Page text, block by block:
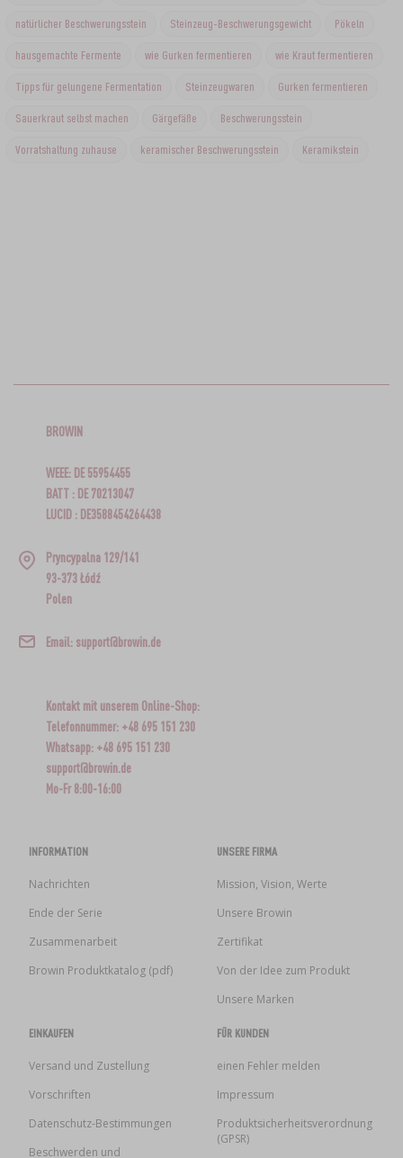
natürlicher Beschwerungsstein Steinzeug-Beschwerungsgewicht Pökeln
hausgemachte Fermente wie Gurken fermentieren wie Kraut fermentieren
Tipps für gelungene Fermentation Steinzeugwaren Gurken fermentieren
Sauerkraut selbst machen Gärgefäße Beschwerungsstein
Vorratshaltung zuhause keramischer Beschwerungsstein Keramikstein
BROWIN
WEEE: DE 55954455
BATT : DE 70213047
LUCID : DE3588454264438
Pryncypalna 129/141
93-373 Łódź
Polen
Email: support@browin.de
Kontakt mit unserem Online-Shop:
Telefonnummer: +48 695 151 230
Whatsapp: +48 695 151 230
support@browin.de
Mo-Fr 8:00-16:00
INFORMATION
Nachrichten
Ende der Serie
Zusammenarbeit
Browin Produktkatalog (pdf)
UNSERE FIRMA
Mission, Vision, Werte
Unsere Browin
Zertifikat
Von der Idee zum Produkt
Unsere Marken
EINKAUFEN
Versand und Zustellung
Vorschriften
Datenschutz-Bestimmungen
Beschwerden und
FÜR KUNDEN
einen Fehler melden
Impressum
Produktsicherheitsverordnung
(GPSR)